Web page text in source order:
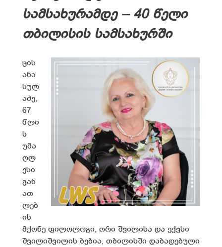
სამსახურამდე – 40 წელი
თბილისის სამსახურში
ცის
ანა
სულ
აძე,
67
წლი
ს
უმა
ღლ
ესი
გან
ათ
ლებ
ის
მქონე ფილოლოგი, ორი შვილისა და ექვსი
შვილიშვილის ბებია, თბილისში დაბადებული